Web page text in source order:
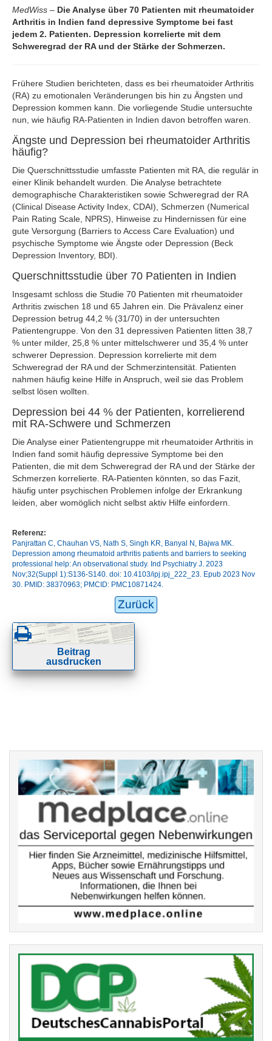
MedWiss – Die Analyse über 70 Patienten mit rheumatoider
Arthritis in Indien fand depressive Symptome bei fast
jedem 2. Patienten. Depression korrelierte mit dem
Schweregrad der RA und der Stärke der Schmerzen.
Frühere Studien berichteten, dass es bei rheumatoider Arthritis
(RA) zu emotionalen Veränderungen bis hin zu Ängsten und
Depression kommen kann. Die vorliegende Studie untersuchte
nun, wie häufig RA-Patienten in Indien davon betroffen waren.
Ängste und Depression bei rheumatoider Arthritis
häufig?
Die Querschnittsstudie umfasste Patienten mit RA, die regulär in
einer Klinik behandelt wurden. Die Analyse betrachtete
demographische Charakteristiken sowie Schweregrad der RA
(Clinical Disease Activity Index, CDAI), Schmerzen (Numerical
Pain Rating Scale, NPRS), Hinweise zu Hindernissen für eine
gute Versorgung (Barriers to Access Care Evaluation) und
psychische Symptome wie Ängste oder Depression (Beck
Depression Inventory, BDI).
Querschnittsstudie über 70 Patienten in Indien
Insgesamt schloss die Studie 70 Patienten mit rheumatoider
Arthritis zwischen 18 und 65 Jahren ein. Die Prävalenz einer
Depression betrug 44,2 % (31/70) in der untersuchten
Patientengruppe. Von den 31 depressiven Patienten litten 38,7
% unter milder, 25,8 % unter mittelschwerer und 35,4 % unter
schwerer Depression. Depression korrelierte mit dem
Schweregrad der RA und der Schmerzintensität. Patienten
nahmen häufig keine Hilfe in Anspruch, weil sie das Problem
selbst lösen wollten.
Depression bei 44 % der Patienten, korrelierend
mit RA-Schwere und Schmerzen
Die Analyse einer Patientengruppe mit rheumatoider Arthritis in
Indien fand somit häufig depressive Symptome bei den
Patienten, die mit dem Schweregrad der RA und der Stärke der
Schmerzen korrelierte. RA-Patienten könnten, so das Fazit,
häufig unter psychischen Problemen infolge der Erkrankung
leiden, aber womöglich nicht selbst aktiv Hilfe einfordern.
Referenz:
Panjrattan C, Chauhan VS, Nath S, Singh KR, Banyal N, Bajwa MK.
Depression among rheumatoid arthritis patients and barriers to seeking
professional help: An observational study. Ind Psychiatry J. 2023
Nov;32(Suppl 1):S136-S140. doi: 10.4103/ipj.ipj_222_23. Epub 2023 Nov
30. PMID: 38370963; PMCID: PMC10871424.
Zurück
Beitrag
ausdrucken